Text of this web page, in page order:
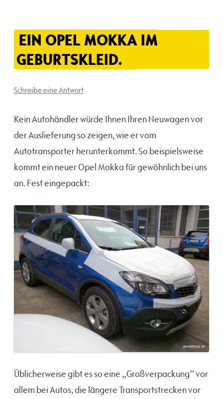
EIN OPEL MOKKA IM
GEBURTSKLEID.
Schreibe eine Antwort
Kein Autohändler würde Ihnen Ihren Neuwagen vor
der Auslieferung so zeigen, wie er vom
Autotransporter herunterkommt. So beispielsweise
kommt ein neuer Opel Mokka für gewöhnlich bei uns
an. Fest eingepackt:
Üblicherweise gibt es so eine „Großverpackung“ vor
allem bei Autos, die längere Transportstrecken vor